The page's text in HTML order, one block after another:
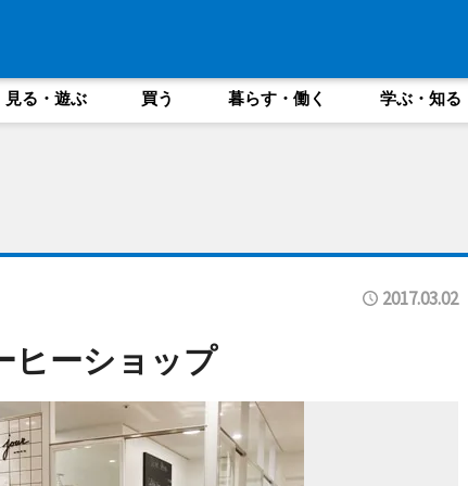
見る・遊ぶ 買う 暮らす・働く 学ぶ・知る
2017.03.02
ヒーショップ